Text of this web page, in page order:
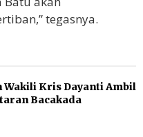
tegasnya.
Wakili Kris Dayanti Ambil
Bacakada